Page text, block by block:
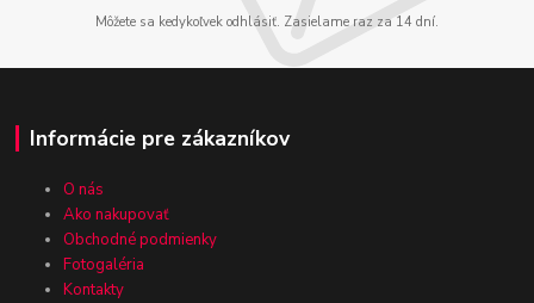
Môžete sa kedykoľvek odhlásiť. Zasielame raz za 14 dní.
Informácie pre zákazníkov
O nás
Ako nakupovať
Obchodné podmienky
Fotogaléria
Kontakty